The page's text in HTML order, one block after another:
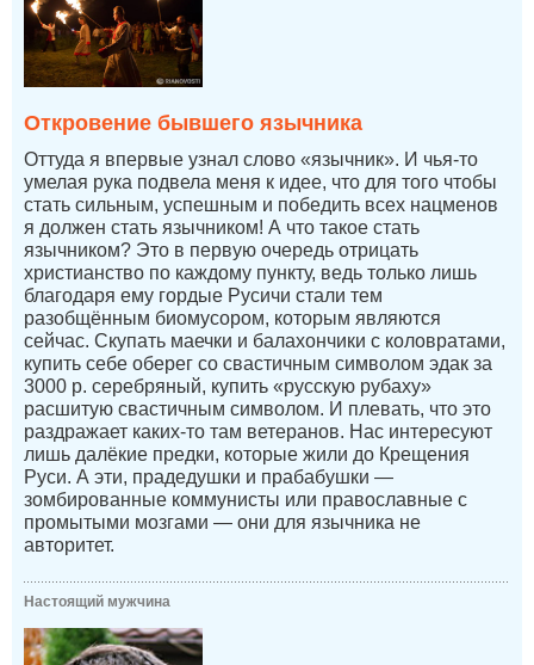
Откровение бывшего язычника
Оттуда я впервые узнал слово «язычник». И чья-то
умелая рука подвела меня к идее, что для того чтобы
стать сильным, успешным и победить всех нацменов
я должен стать язычником! А что такое стать
язычником? Это в первую очередь отрицать
христианство по каждому пункту, ведь только лишь
благодаря ему гордые Русичи стали тем
разобщённым биомусором, которым являются
сейчас. Скупать маечки и балахончики с коловратами,
купить себе оберег со свастичным символом эдак за
3000 р. серебряный, купить «русскую рубаху»
расшитую свастичным символом. И плевать, что это
раздражает каких-то там ветеранов. Нас интересуют
лишь далёкие предки, которые жили до Крещения
Руси. А эти, прадедушки и прабабушки —
зомбированные коммунисты или православные с
промытыми мозгами — они для язычника не
авторитет.
Настоящий мужчина